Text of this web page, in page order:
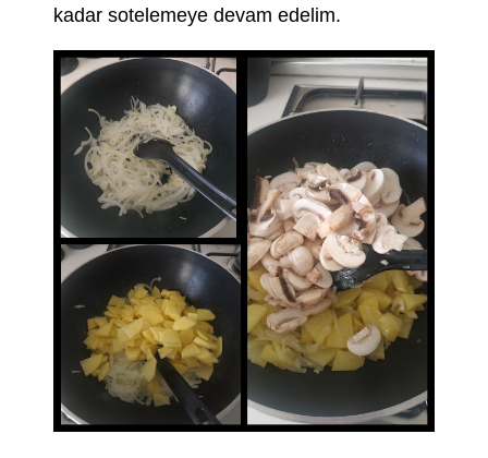
kadar sotelemeye devam edelim.